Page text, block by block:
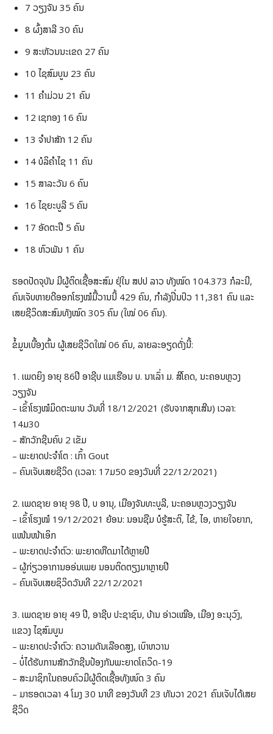
7 ວຽງຈັນ 35 ຄົນ
8 ຜົ້ງສາລີ 30 ຄົນ
9 ສະຫັວນນະເຂດ 27 ຄົນ
10 ໄຊສົມບູນ 23 ຄົນ
11 ຄໍາມ່ວນ 21 ຄົນ
12 ເຊກອງ 16 ຄົນ
13 ຈໍາປາສັກ 12 ຄົນ
14 ບໍລິຄໍາໄຊ 11 ຄົນ
15 ສາລະວັນ 6 ຄົນ
16 ໄຊຍະບູລີ 5 ຄົນ
17 ອັດຕະປື 5 ຄົນ
18 ຫົວພັນ 1 ຄົນ
ຮອດປັດຈຸບັນ ມີຜູ້ຕິດເຊື້ອສະສົມ ຢຸ່ໃນ ສປປ ລາວ ທັງໝົດ 104.373 ກໍລະນີ,
ຄົນເຈັບຫາຍດີອອກໂຮງໝໍມື້ວານນີ້ 429 ຄົນ, ກໍາລັງປິ່ນປົວ 11,381 ຄົນ ແລະ
ເສຍຊີວິດສະສົມທັງໝົດ 305 ຄົນ (ໃໝ່ 06 ຄົນ).
ຂໍ້ມູນເບື້ອງຕົ້ນ ຜູ້ເສຍຊີວິດໃໝ່ 06 ຄົນ, ລາຍລະອຽດດັ່ງນີ້:
1. ເພດຍິງ ອາຍຸ 86ປີ ອາຊີບ ແມເຮືອນ ບ. ນາເລົ່າ ມ. ສີໂຄດ, ນະຄອນຫຼວງ
ວຽງຈັນ
– ເຂົ້າໂຮງໝໍມິດຕະພາບ ວັນທີ່ 18/12/2021 (ຮັບຈາກສຸກເສີນ) ເວລາ:
14ມ30
– ສັກວັກຊີນຄົບ 2 ເຂັມ
– ພະຍາດປະຈຳໂຕ : ເກົ້າ Gout
– ຄົນເຈັບເສຍຊີວິດ (ເວລາ: 17ມ50 ຂອງວັນທີ່ 22/12/2021)
2. ເພດຊາຍ ອາຍຸ 98 ປີ, ບ ອານຸ, ເມືອງຈັນທະບູລີ, ນະຄອນຫຼວງວຽງຈັນ
– ເຂົ້າໂຮງໝໍ 19/12/2021 ຍ້ອນ: ນອນຊືມ ບໍຮູ້ສະຕິ, ໄຂ້, ໄອ, ຫາຍໃຈຍາກ,
ແໜ້ນໜ້າເອິກ
– ພະຍາດປະຈຳຕົວ: ພະຍາດຫືດມາໄດ້ຫຼາຍປີ
– ຜູ້ກ່ຽວອາການອອ່ນເພຍ ນອນຕິດຕຽງມາຫຼາຍປີ
– ຄົນເຈັບເສຍຊິວິດວັນທີ 22/12/2021
3. ເພດຊາຍ ອາຍຸ 49 ປີ, ອາຊີບ ປະຊາຊົນ, ບ້ານ ອ່າວເໝືອ, ເມືອງ ອະນຸວົງ,
ແຂວງ ໄຊສົມບູນ
– ພະຍາດປະຈຳຕົວ: ຄວາມດັນເລືອດສູງ, ເບົາຫວານ
– ບໍ່ໄດ້ຮັບການສັກວັກຊີນປ້ອງກັນພະຍາດໂຄວິດ-19
– ສະມາຊິກໃນຄອບຄົວມີຜູ້ຕິດເຊື້ອທັງໜົດ 3 ຄົນ
– ມາຮອດເວລາ 4 ໂມງ 30 ນາທີ ຂອງວັນທີ 23 ທັນວາ 2021 ຄົນເຈັບໄດ້ເສຍ
ຊີວິດ